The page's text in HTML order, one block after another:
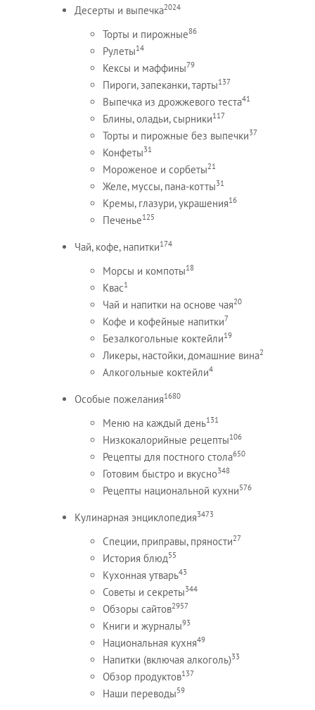
Десерты и выпечка2024
Торты и пирожные86
Рулеты14
Кексы и маффины79
Пироги, запеканки, тарты137
Выпечка из дрожжевого теста41
Блины, оладьи, сырники117
Торты и пирожные без выпечки37
Конфеты31
Мороженое и сорбеты21
Желе, муссы, пана-котты31
Кремы, глазури, украшения16
Печенье125
Чай, кофе, напитки174
Морсы и компоты18
Квас1
Чай и напитки на основе чая20
Кофе и кофейные напитки7
Безалкогольные коктейли19
Ликеры, настойки, домашние вина2
Алкогольные коктейли4
Особые пожелания1680
Меню на каждый день131
Низкокалорийные рецепты106
Рецепты для постного стола650
Готовим быстро и вкусно348
Рецепты национальной кухни576
Кулинарная энциклопедия3473
Специи, приправы, пряности27
История блюд55
Кухонная утварь43
Советы и секреты344
Обзоры сайтов2957
Книги и журналы93
Национальная кухня49
Напитки (включая алкоголь)33
Обзор продуктов137
Наши переводы59